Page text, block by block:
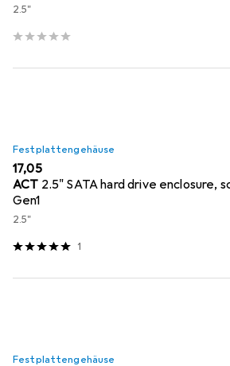
2.5"
Festplattengehäuse
EUR
17,05
ACT 2.5" SATA hard drive enclosure,
Gen1
2.5"
1
Festplattengehäuse